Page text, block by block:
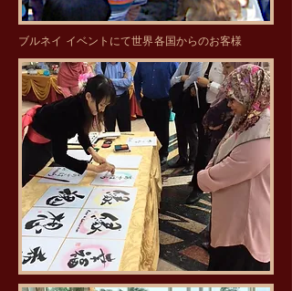
​ブルネイ イベントにて世界各国からのお客様